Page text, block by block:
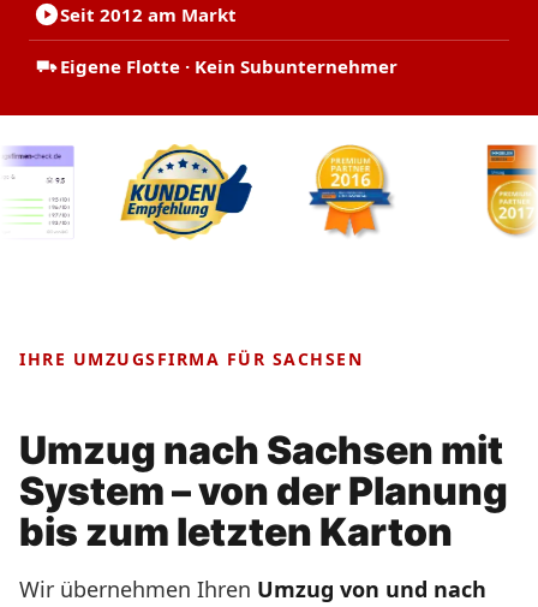
Seit 2012 am Markt
Eigene Flotte · Kein Subunternehmer
IHRE UMZUGSFIRMA FÜR SACHSEN
Umzug nach Sachsen mit
System – von der Planung
bis zum letzten Karton
Wir übernehmen Ihren Umzug von und nach